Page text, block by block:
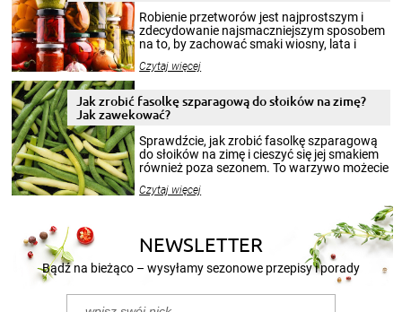
Robienie przetworów jest najprostszym i
zdecydowanie najsmaczniejszym sposobem
na to, by zachować smaki wiosny, lata i
krajobrazów, by cieszyć nimi oko w sezonie
pełni poczuć atmosferę cieplejszych
miesięcy. Przygotowanie słoików ze
patenty, które pozwolą zachować świeżość
przetworów.
Czytaj więcej
Jak zrobić fasolkę szparagową do słoików na zimę?
Jak zawekować?
Sprawdźcie, jak zrobić fasolkę szparagową
do słoików na zimę i cieszyć się jej smakiem
również poza sezonem. To warzywo możecie
nasze propozycje!
Czytaj więcej
NEWSLETTER
Bądź na bieżąco – wysyłamy sezonowe przepisy i porady